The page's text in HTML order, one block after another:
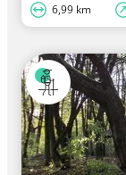
6,99 km